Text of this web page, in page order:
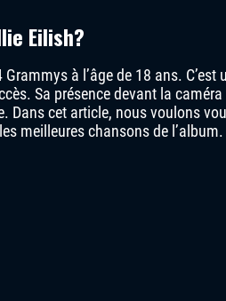
Eilish?
Grammys à l’âge de 18 ans.
Sa présence devant la
Dans cet article, nous voulons
meilleures chansons de l’album.